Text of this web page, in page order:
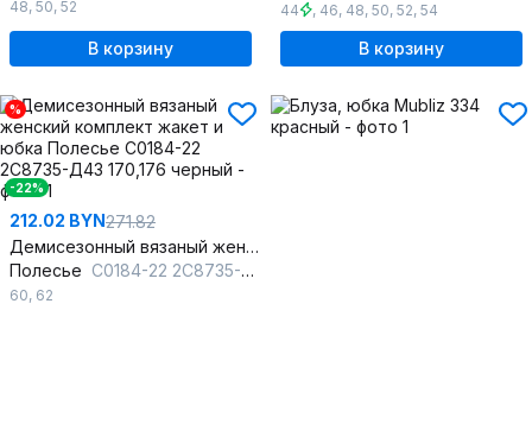
48, 50, 52
В корзину
44 , 46, 48, 50, 52, 54
В корзину
%
-22%
212.02 BYN271.82
Демисезонный вязаный женский комплект жакет и юбка
Полесье С0184-22 2С8735-Д43 170,176 черный
60, 62